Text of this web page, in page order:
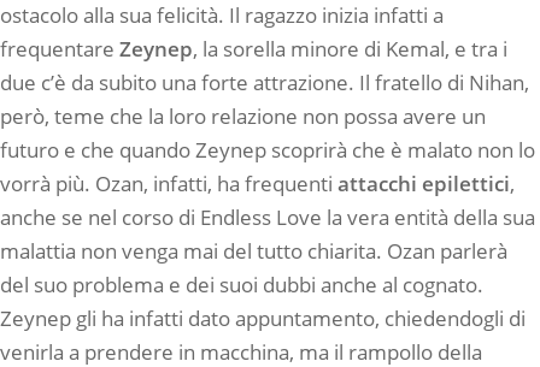
ostacolo alla sua felicità. Il ragazzo inizia infatti a
frequentare Zeynep, la sorella minore di Kemal, e tra i
due c’è da subito una forte attrazione. Il fratello di Nihan,
però, teme che la loro relazione non possa avere un
futuro e che quando Zeynep scoprirà che è malato non lo
vorrà più. Ozan, infatti, ha frequenti attacchi epilettici,
anche se nel corso di Endless Love la vera entità della sua
malattia non venga mai del tutto chiarita. Ozan parlerà
del suo problema e dei suoi dubbi anche al cognato.
Zeynep gli ha infatti dato appuntamento, chiedendogli di
venirla a prendere in macchina, ma il rampollo della